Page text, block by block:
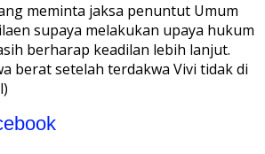
meminta jaksa penuntut Umum
supaya melakukan upaya hukum
berharap keadilan lebih lanjut.
berat setelah terdakwa Vivi tidak di